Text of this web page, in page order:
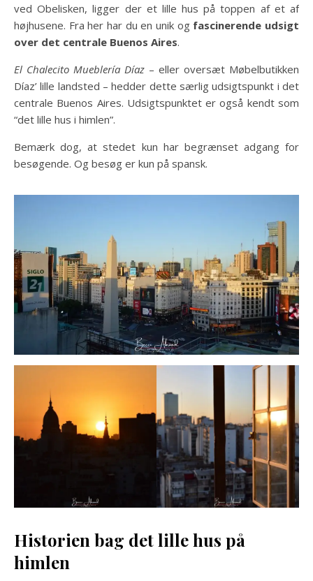
ved Obelisken, ligger der et lille hus på toppen af ​​et af
højhusene. Fra her har du en unik og fascinerende udsigt
over det centrale Buenos Aires.
El Chalecito Mueblería Díaz – eller oversæt Møbelbutikken
Díaz’ lille landsted – hedder dette særlig udsigtspunkt i det
centrale Buenos Aires. Udsigtspunktet er også kendt som
“det lille hus i himlen”.
Bemærk dog, at stedet kun har begrænset adgang for
besøgende. Og besøg er kun på spansk.
Historien bag det lille hus på
himlen